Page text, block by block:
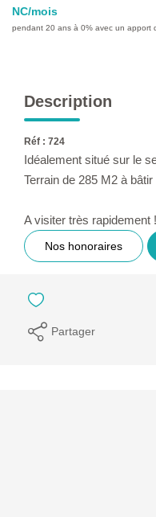
NC/mois
pendant 20 ans à 0% avec un apport
Description
Réf : 724
Idéalement situé sur le
Terrain de 285 M2 à
A visiter très rapidement
Nos honoraires
Partager